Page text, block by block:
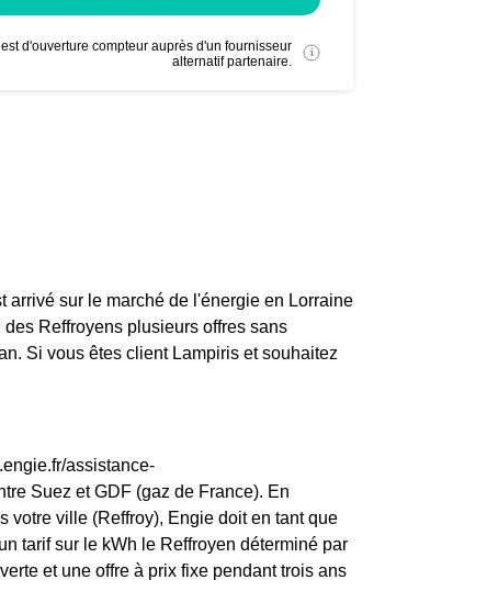
d'ouverture compteur auprès d'un fournisseur
alternatif partenaire.
arrivé sur le marché de l'énergie en Lorraine
Reffroyens plusieurs offres sans
Si vous êtes client Lampiris et souhaitez
assistance-
Suez et GDF (gaz de France). En
votre ville (Reffroy), Engie doit en tant que
tarif sur le kWh le Reffroyen déterminé par
et une offre à prix fixe pendant trois ans